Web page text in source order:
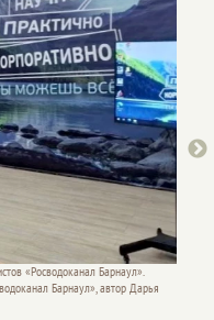
«Росводоканал Барнаул».
Барнаул», автор Дарья